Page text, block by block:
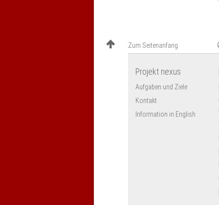
Zum Seitenanfang
Projekt nexus
Aufgaben und Ziele
Kontakt
Information in English